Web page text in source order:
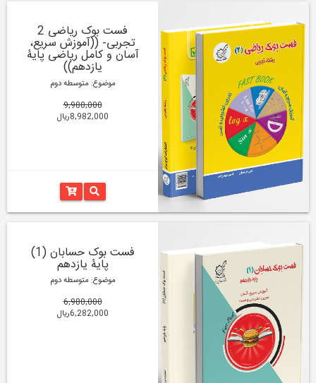
فست بوک ریاضی 2
تجربی- ((آموزش سریع،
آسان و کامل ریاضی پایۀ
یازدهم))
موضوع: متوسطه دوم
9,980,000
8,982,000ریال
فست بوک حسابان (1)
پایۀ یازدهم
موضوع: متوسطه دوم
6,980,000
6,282,000ریال